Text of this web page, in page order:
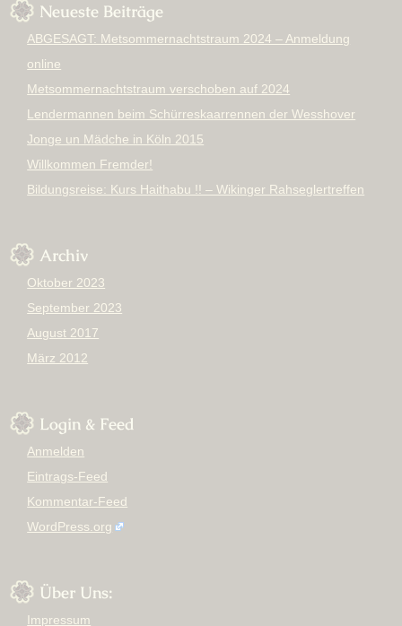
Neueste Beiträge
ABGESAGT: Metsommernachtstraum 2024 – Anmeldung
online
Metsommernachtstraum verschoben auf 2024
Lendermannen beim Schürreskaarrennen der Wesshover
Jonge un Mädche in Köln 2015
Willkommen Fremder!
Bildungsreise: Kurs Haithabu !! – Wikinger Rahseglertreffen
Archiv
Oktober 2023
September 2023
August 2017
März 2012
Login & Feed
Anmelden
Eintrags-Feed
Kommentar-Feed
WordPress.org
Über Uns:
Impressum